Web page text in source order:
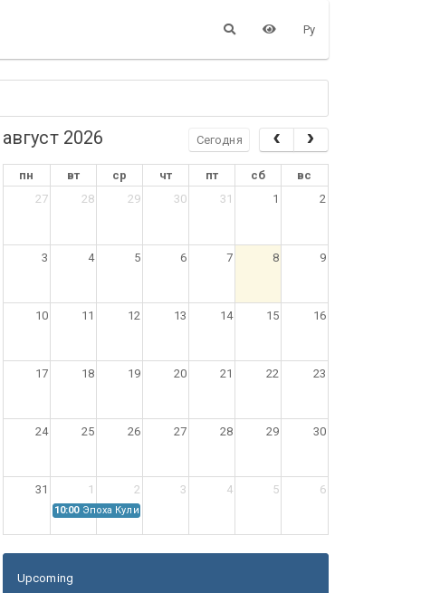
Ру
август 2026 Сегодня
пн вт ср чт пт сб
вс
27
28 29 30 31 1 2
3 4 5 6 7 8 9
10 11 12 13 14 15 16
17 18 19 20 21 22 23
24 25 26 27 28 29 30
31 1 2 3 4 5 6
10:00 Эпоха Куликовской битвы: Проблемы источниковедения
Upcoming